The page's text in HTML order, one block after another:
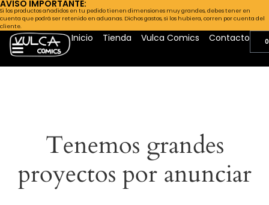
AVISO IMPORTANTE:
Si los productos añadidos en tu pedido tienen dimensiones muy grandes, debes tener en
cuenta que podrá ser retenido en aduanas. Dichos gastos, si los hubiera, corren por cuenta del
cliente.
Inicio Tienda Vulca Comics Contacto
Tenemos grandes
proyectos por anunciar